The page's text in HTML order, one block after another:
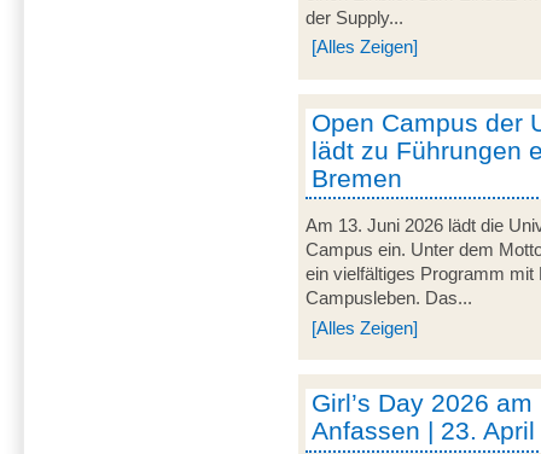
der Supply...
[Alles Zeigen]
Open Campus der
lädt zu Führungen
Bremen
Am 13. Juni 2026 lädt die
Campus ein. Unter dem
ein vielfältiges Programm
Campusleben. Das...
[Alles Zeigen]
Girl’s Day 2026
Anfassen | 23.